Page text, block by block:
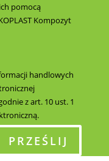
pomocą
Kompozyt
handlowych
z art. 10 ust. 1
PRZEŚLIJ